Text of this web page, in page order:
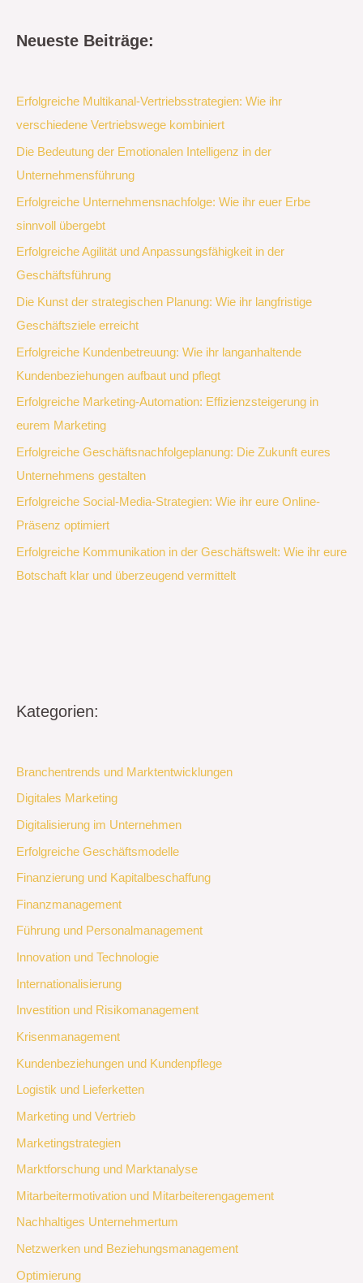
Neueste Beiträge:
Erfolgreiche Multikanal-Vertriebsstrategien: Wie ihr
verschiedene Vertriebswege kombiniert
Die Bedeutung der Emotionalen Intelligenz in der
Unternehmensführung
Erfolgreiche Unternehmensnachfolge: Wie ihr euer Erbe
sinnvoll übergebt
Erfolgreiche Agilität und Anpassungsfähigkeit in der
Geschäftsführung
Die Kunst der strategischen Planung: Wie ihr langfristige
Geschäftsziele erreicht
Erfolgreiche Kundenbetreuung: Wie ihr langanhaltende
Kundenbeziehungen aufbaut und pflegt
Erfolgreiche Marketing-Automation: Effizienzsteigerung in
eurem Marketing
Erfolgreiche Geschäftsnachfolgeplanung: Die Zukunft eures
Unternehmens gestalten
Erfolgreiche Social-Media-Strategien: Wie ihr eure Online-
Präsenz optimiert
Erfolgreiche Kommunikation in der Geschäftswelt: Wie ihr eure
Botschaft klar und überzeugend vermittelt
Kategorien:
Branchentrends und Marktentwicklungen
Digitales Marketing
Digitalisierung im Unternehmen
Erfolgreiche Geschäftsmodelle
Finanzierung und Kapitalbeschaffung
Finanzmanagement
Führung und Personalmanagement
Innovation und Technologie
Internationalisierung
Investition und Risikomanagement
Krisenmanagement
Kundenbeziehungen und Kundenpflege
Logistik und Lieferketten
Marketing und Vertrieb
Marketingstrategien
Marktforschung und Marktanalyse
Mitarbeitermotivation und Mitarbeiterengagement
Nachhaltiges Unternehmertum
Netzwerken und Beziehungsmanagement
Optimierung